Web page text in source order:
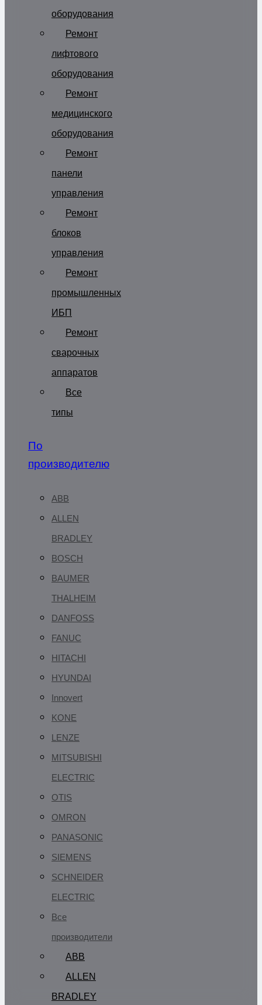
оборудования
Ремонт
лифтового
оборудования
Ремонт
медицинского
оборудования
Ремонт
панели
управления
Ремонт
блоков
управления
Ремонт
промышленных
ИБП
Ремонт
сварочных
аппаратов
Все
типы
По
производителю
ABB
ALLEN
BRADLEY
BOSCH
BAUMER
THALHEIM
DANFOSS
FANUC
HITACHI
HYUNDAI
Innovert
KONE
LENZE
MITSUBISHI
ELECTRIC
OTIS
OMRON
PANASONIC
SIEMENS
SCHNEIDER
ELECTRIC
Все
производители
ABB
ALLEN
BRADLEY